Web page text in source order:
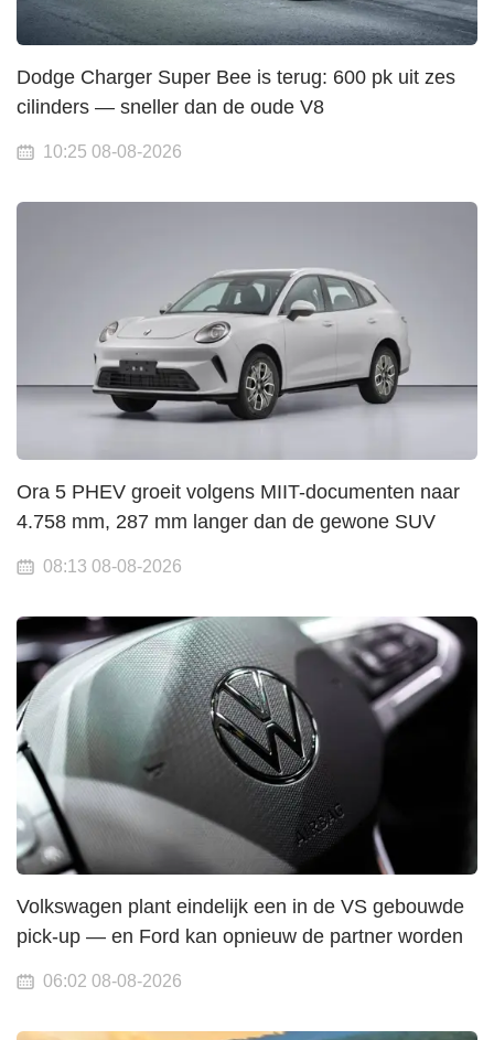
Dodge Charger Super Bee is terug: 600 pk uit zes
cilinders — sneller dan de oude V8
10:25 08-08-2026
Ora 5 PHEV groeit volgens MIIT-documenten naar
4.758 mm, 287 mm langer dan de gewone SUV
08:13 08-08-2026
Volkswagen plant eindelijk een in de VS gebouwde
pick-up — en Ford kan opnieuw de partner worden
06:02 08-08-2026